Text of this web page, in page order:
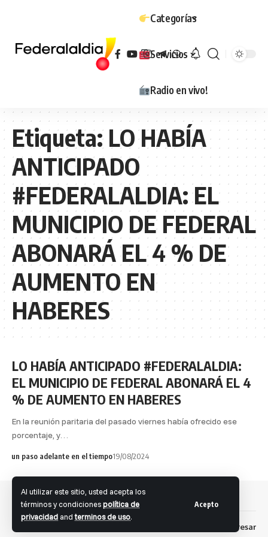
Al utilizar este sitio, usted acepta los
términos y condicionespolítica de
privacidad andterminos de uso.
Acepto
Categorías
Servicios
Radio en vivo!
Etiqueta: LO HABÍA
ANTICIPADO
#FEDERALALDIA: EL
MUNICIPIO DE FEDERAL
ABONARÁ EL 4 % DE
AUMENTO EN
HABERES
LO HABÍA ANTICIPADO #FEDERALALDIA:
EL MUNICIPIO DE FEDERAL ABONARÁ EL 4
% DE AUMENTO EN HABERES
En la reunión paritaria del pasado viernes había ofrecido ese
porcentaje, y…
un paso adelante en el tiempo19/08/2024
Dev: Fernando S. Brandolini Ingresar